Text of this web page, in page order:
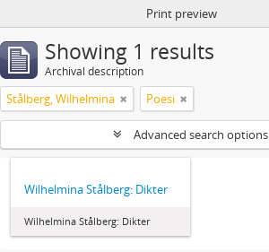
Print preview
Showing 1 results
Archival description
Stålberg, Wilhelmina Poesi
Advanced search options
Wilhelmina Stålberg: Dikter
Wilhelmina Stålberg: Dikter